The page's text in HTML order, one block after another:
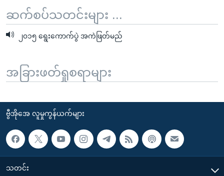
ဆက်စပ်သတင်းများ ...
၂၀၁၅ ရွေးကောက်ပွဲ အကဲဖြတ်မည်
အခြားဖတ်ရှုစရာများ
ဗွီအိုအေ လူမှုကွန်ယက်များ
သတင်း